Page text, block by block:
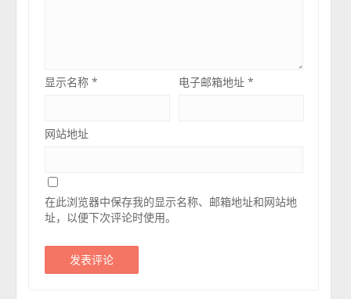
显示名称* 电子邮箱地址*
网站地址
在此浏览器中保存我的显示名称、邮箱地址和网站地
址，以便下次评论时使用。